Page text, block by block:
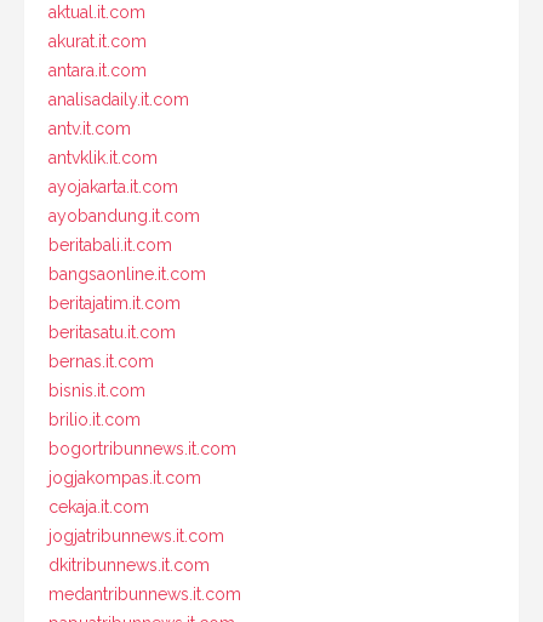
aktual.it.com
akurat.it.com
antara.it.com
analisadaily.it.com
antv.it.com
antvklik.it.com
ayojakarta.it.com
ayobandung.it.com
beritabali.it.com
bangsaonline.it.com
beritajatim.it.com
beritasatu.it.com
bernas.it.com
bisnis.it.com
brilio.it.com
bogortribunnews.it.com
jogjakompas.it.com
cekaja.it.com
jogjatribunnews.it.com
dkitribunnews.it.com
medantribunnews.it.com